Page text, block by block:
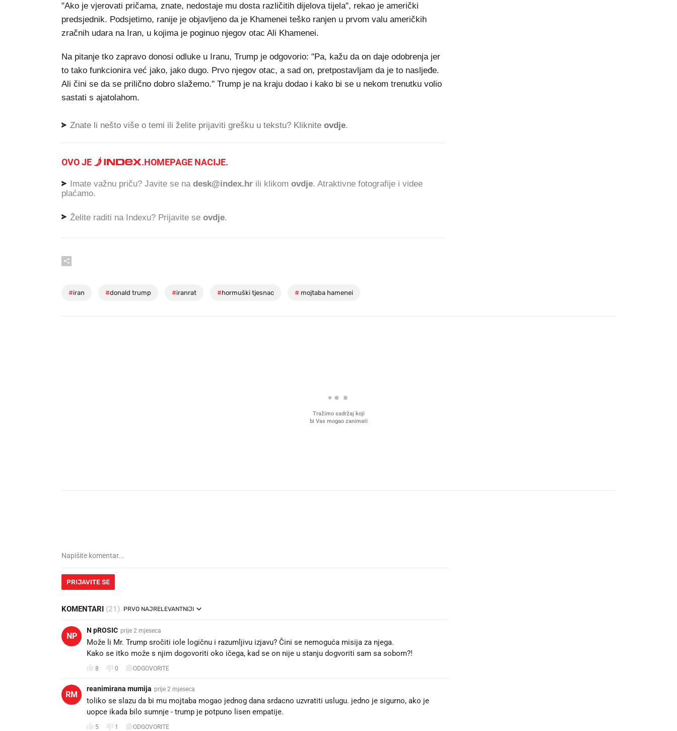
"Ako je vjerovati pričama, znate, nedostaje mu dosta različitih dijelova tijela", rekao je američki
predsjednik. Podsjetimo, ranije je objavljeno da je Khamenei teško ranjen u prvom valu američkih
zračnih udara na Iran, u kojima je poginuo njegov otac Ali Khamenei.
Na pitanje tko zapravo donosi odluke u Iranu, Trump je odgovorio: "Pa, kažu da on daje odobrenja jer
to tako funkcionira već jako, jako dugo. Prvo njegov otac, a sad on, pretpostavljam da je to nasljeđe.
Ali čini se da se prilično dobro slažemo." Trump je na kraju dodao i kako bi se u nekom trenutku volio
sastati s ajatolahom.
Znate li nešto više o temi ili želite prijaviti grešku u tekstu? Kliknite ovdje.
OVO JE .HOMEPAGE NACIJE.
Imate važnu priču? Javite se na desk@index.hr ili klikom ovdje. Atraktivne fotografije i videe
plaćamo.
Želite raditi na Indexu? Prijavite se ovdje.
#iran #donald trump #iranrat #hormuški tjesnac # mojtaba hamenei
Tražimo sadržaj koji
bi Vas mogao zanimati
PRIJAVITE SE
KOMENTARI (21) PRVO NAJRELEVANTNIJI
NP
N pROSIC prije 2 mjeseca
Može li Mr. Trump sročiti iole logičnu i razumljivu izjavu? Čini se nemoguća misija za njega.
Kako se itko može s njim dogovoriti oko ičega, kad se on nije u stanju dogvoriti sam sa sobom?!
8 0 ODGOVORITE
RM
reanimirana mumija prije 2 mjeseca
toliko se slazu da bi mu mojtaba mogao jednog dana srdacno uzvratiti uslugu. jedno je sigurno, ako je
uopce ikada bilo sumnje - trump je potpuno lisen empatije.
5 1
ODGOVORITE